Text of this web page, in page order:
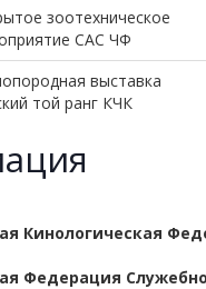
зоотехническое
САС ЧФ
выставка
той ранг КЧК
Кинологическая
Федерация